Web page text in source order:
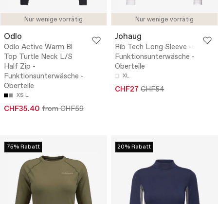
Nur wenige vorrätig
Odlo
Odlo Active Warm Bl
Top Turtle Neck L/S
Half Zip -
Funktionsunterwäsche -
Oberteile
XS L
CHF35.40 from CHF59
Nur wenige vorrätig
Johaug
Rib Tech Long Sleeve -
Funktionsunterwäsche -
Oberteile
XL
CHF27 CHF54
75% Rabatt 20% Rabatt